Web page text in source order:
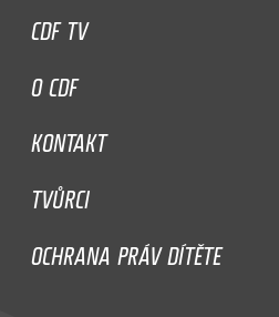
CDF TV
O CDF
KONTAKT
TVŮRCI
OCHRANA PRÁV DÍTĚTE